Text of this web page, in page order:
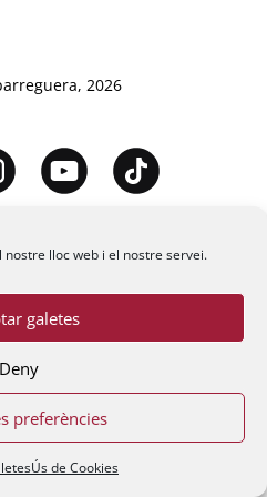
lloc web i el nostre servei.
galetes
Deny
preferències
Ús de Cookies
2026